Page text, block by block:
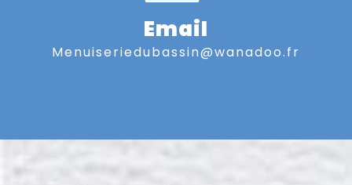
Email
menuiseriedubassin@wanadoo.fr